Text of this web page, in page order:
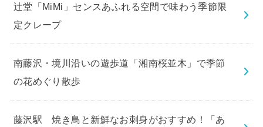
辻堂「MiMi」センスあふれる空間で味わう季節限
定クレープ
南藤沢・境川沿いの遊歩道「湘南桜並木」で季節
の花めぐり散歩
藤沢駅 焼き鳥と新鮮なお刺身がおすすめ！「あ